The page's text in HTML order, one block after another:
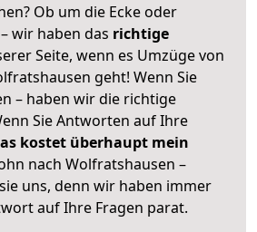
Ob um die Ecke oder
wir haben das richtige
Seite, wenn es Umzüge von
geht! Wenn Sie
– haben wir die richtige
Sie Antworten auf Ihre
kostet überhaupt mein
nach Wolfratshausen –
uns, denn wir haben immer
auf Ihre Fragen parat.